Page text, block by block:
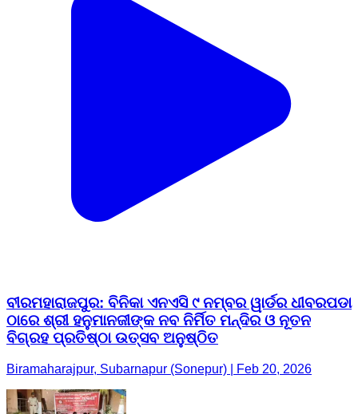
ବୀରମହାରାଜପୁର: ବିନିକା ଏନଏସି ୯ ନମ୍ବର ୱାର୍ଡର ଧୀବରପଡା
ଠାରେ ଶ୍ରୀ ହନୁମାନଜୀଙ୍କ ନବ ନିର୍ମିତ ମନ୍ଦିର ଓ ନୂତନ
ବିଗ୍ରହ ପ୍ରତିଷ୍ଠା ଉତ୍ସବ ଅନୁଷ୍ଠିତ
Biramaharajpur, Subarnapur (Sonepur) | Feb 20, 2026